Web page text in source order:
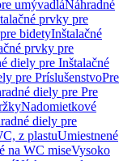
umývadláNáhradné
prvky pre
bidetyInštalačné
prvky pre
diely pre Inštalačné
pre PríslušenstvoPre
diely pre Pre
Nadomietkové
diely pre
z plastuUmiestnené
na WC miseVysoko